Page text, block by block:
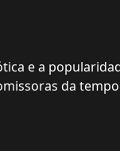
e a
da